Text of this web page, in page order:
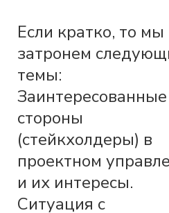
Если кратко, то мы
затронем
темы:
Заинтересованные
стороны
(стейкхолдеры) в
проектном
и их интересы.
Ситуация с